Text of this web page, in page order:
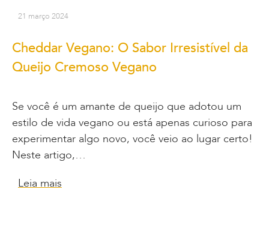
21 março 2024
Cheddar Vegano: O Sabor Irresistível da
Queijo Cremoso Vegano
Se você é um amante de queijo que adotou um
estilo de vida vegano ou está apenas curioso para
experimentar algo novo, você veio ao lugar certo!
Neste artigo,…
Leia mais